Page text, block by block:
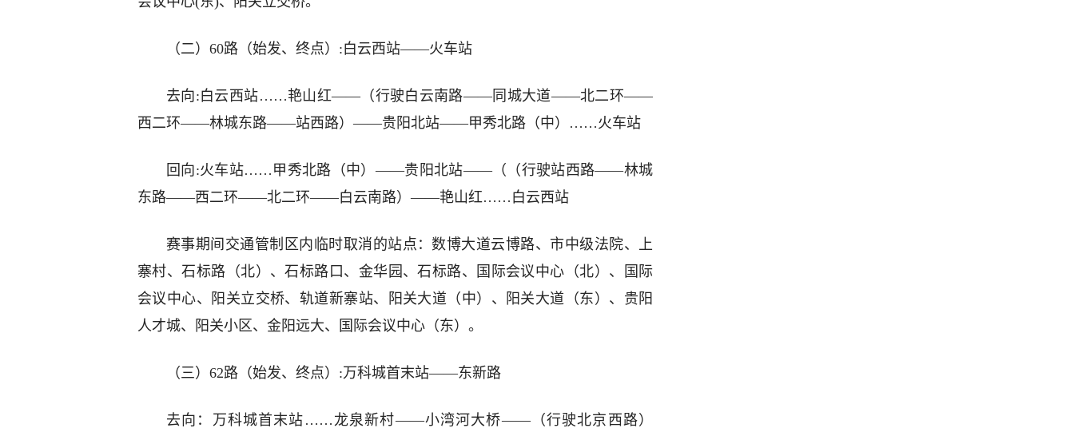
（二）60路（始发、终点）:白云西站——火车站
去向:白云西站……艳山红——（行驶白云南路——同城大道——北二环——
西二环——林城东路——站西路）——贵阳北站——甲秀北路（中）……火车站
回向:火车站……甲秀北路（中）——贵阳北站——（（行驶站西路——林城
东路——西二环——北二环——白云南路）——艳山红……白云西站
赛事期间交通管制区内临时取消的站点：数博大道云博路、市中级法院、上
寨村、石标路（北）、石标路口、金华园、石标路、国际会议中心（北）、国际
会议中心、阳关立交桥、轨道新寨站、阳关大道（中）、阳关大道（东）、贵阳
人才城、阳关小区、金阳远大、国际会议中心（东）。
（三）62路（始发、终点）:万科城首末站——东新路
去向：万科城首末站……龙泉新村——小湾河大桥——（行驶北京西路）